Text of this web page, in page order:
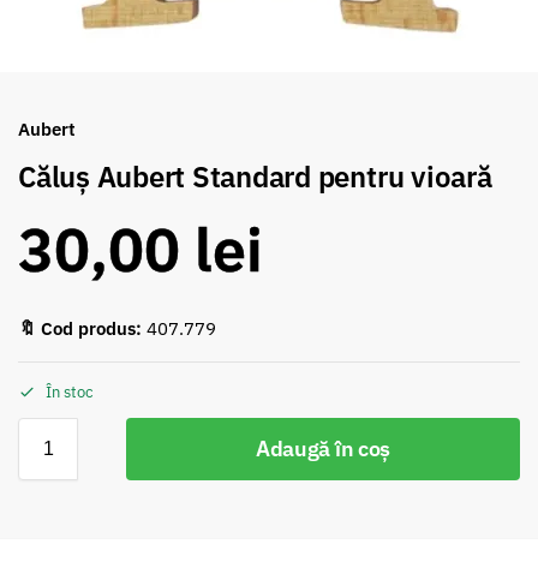
Aubert
Căluș Aubert Standard pentru vioară
30,00 lei
🔖 Cod produs: 407.779
În stoc
Adaugă în coș